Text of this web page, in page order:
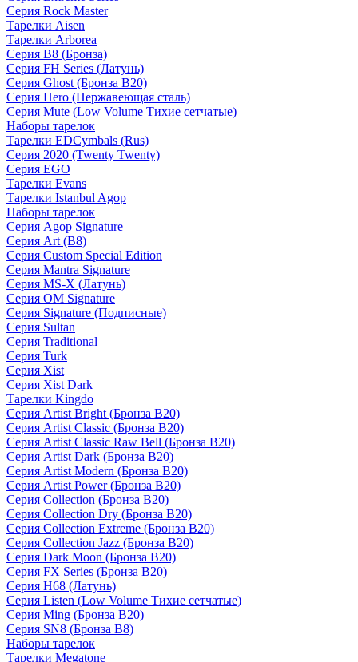
Серия Rock Master
Тарелки Aisen
Тарелки Arborea
Серия B8 (Бронза)
Серия FH Series (Латунь)
Серия Ghost (Бронза B20)
Серия Hero (Нержавеющая сталь)
Серия Mute (Low Volume Тихие сетчатые)
Наборы тарелок
Тарелки EDCymbals (Rus)
Серия 2020 (Twenty Twenty)
Серия EGO
Тарелки Evans
Тарелки Istanbul Agop
Наборы тарелок
Серия Agop Signature
Серия Art (B8)
Серия Custom Special Edition
Серия Mantra Signature
Серия MS-X (Латунь)
Серия OM Signature
Серия Signature (Подписные)
Серия Sultan
Серия Traditional
Серия Turk
Серия Xist
Серия Xist Dark
Тарелки Kingdo
Серия Artist Bright (Бронза B20)
Серия Artist Classic (Бронза B20)
Серия Artist Classic Raw Bell (Бронза B20)
Серия Artist Dark (Бронза B20)
Серия Artist Modern (Бронза B20)
Серия Artist Power (Бронза B20)
Серия Collection (Бронза B20)
Серия Collection Dry (Бронза B20)
Серия Collection Extreme (Бронза B20)
Серия Collection Jazz (Бронза B20)
Серия Dark Moon (Бронза B20)
Серия FX Series (Бронза B20)
Серия H68 (Латунь)
Серия Listen (Low Volume Тихие сетчатые)
Серия Ming (Бронза B20)
Серия SN8 (Бронза B8)
Наборы тарелок
Тарелки Megatone